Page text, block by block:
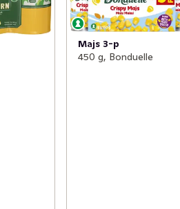
Majs 3-p
450 g, Bonduelle